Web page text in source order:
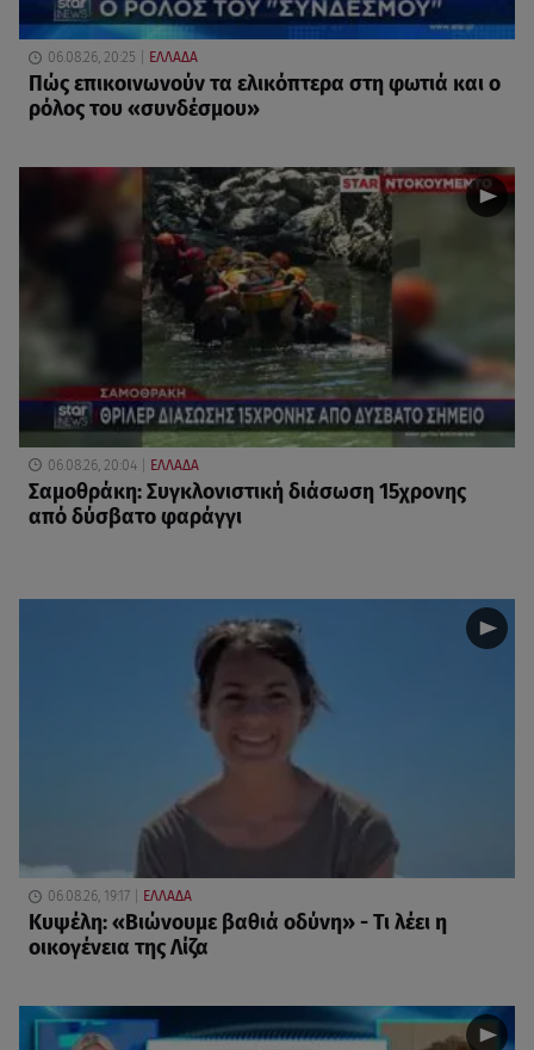
06.08.26, 20:25 ΕΛΛΑΔΑ
Πώς επικοινωνούν τα ελικόπτερα στη φωτιά και ο
ρόλος του «συνδέσμου»
06.08.26, 20:04 ΕΛΛΑΔΑ
Σαμοθράκη: Συγκλονιστική διάσωση 15χρονης
από δύσβατο φαράγγι
06.08.26, 19:17 ΕΛΛΑΔΑ
Κυψέλη: «Βιώνουμε βαθιά οδύνη» - Τι λέει η
οικογένεια της Λίζα